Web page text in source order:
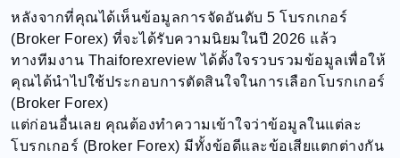
หลังจากที่คุณได้เห็นข้อมูลการจัดอันดับ 5 โบรกเกอร์
(Broker Forex) ที่จะได้รับความนิยมในปี 2026 แล้ว
ทางทีมงาน Thaiforexreview ได้ตั้งใจรวบรวมข้อมูลเพื่อให้
คุณได้นำไปใช้ประกอบการตัดสินใจในการเลือกโบรกเกอร์
(Broker Forex)
แต่ก่อนอื่นเลย คุณต้องทำความเข้าใจว่าข้อมูลในแต่ละ
โบรกเกอร์ (Broker Forex) มีทั้งข้อดีและข้อเสียแตกต่างกัน